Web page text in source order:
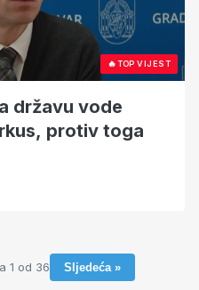
🔥TOP VIJEST
državu vode
protiv toga
1 od 36 Sljedeća »